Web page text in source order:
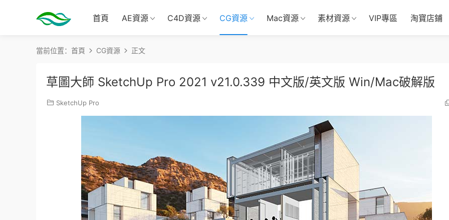
首頁 AE資源 C4D資源 CG資源 Mac資源 素材資源 VIP專區 淘寶店鋪
當前位置： 首頁 CG資源 正文
草圖大師 SketchUp Pro 2021 v21.0.339 中文版/英文版 Win/Mac破解版
SketchUp Pro